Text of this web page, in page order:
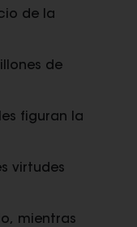
de la
de
figuran la
virtudes
mientras